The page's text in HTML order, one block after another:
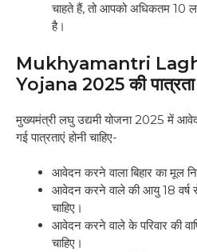
चाहते हैं, तो आपको अधिकतम 10
है।
Mukhyamantri
Yojana 2025 की पात्रता
मुख्यमंत्री लघु उद्यमी योजना 2025 में
गई पात्रताएं होनी चाहिए-
आवेदन करने वाला बिहार का मूल
आवेदन करने वाले की आयु 18 वर्ष
चाहिए।
आवेदन करने वाले के परिवार की
चाहिए।